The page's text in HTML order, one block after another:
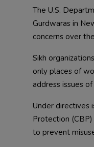
The U.S.
Gurdwaras in
concerns over
Sikh
only places of
address issues
Under directives
Protection
to prevent